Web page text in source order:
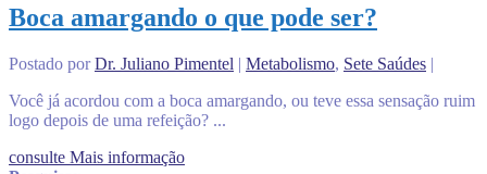
Boca amargando o que pode ser?
Postado porDr. Juliano Pimentel | Metabolismo, Sete Saúdes |
Você já acordou com a boca amargando, ou teve essa sensação ruim
logo depois de uma refeição? ...
consulte Mais informação